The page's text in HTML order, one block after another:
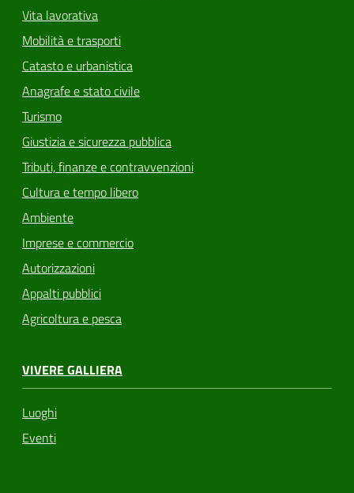
Vita lavorativa
Mobilità e trasporti
Catasto e urbanistica
Anagrafe e stato civile
Turismo
Giustizia e sicurezza pubblica
Tributi, finanze e contravvenzioni
Cultura e tempo libero
Ambiente
Imprese e commercio
Autorizzazioni
Appalti pubblici
Agricoltura e pesca
VIVERE GALLIERA
Luoghi
Eventi